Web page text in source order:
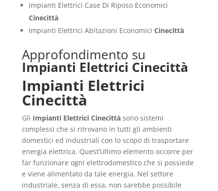
Impianti Elettrici Case Di Riposo Economici
Cinecittà
Impianti Elettrici Abitazioni Economici Cinecittà
Approfondimento su
Impianti Elettrici Cinecittà
Impianti Elettrici
Cinecittà
Gli Impianti Elettrici Cinecittàsono sistemi
complessi che si ritrovano in tutti gli ambienti
domestici ed industriali con lo scopo di trasportare
energia elettrica. Quest’Ultimo elemento occorre per
far funzionare ogni elettrodomestico che si possiede
e viene alimentato da tale energia. Nel settore
industriale, senza di essa, non sarebbe possibile